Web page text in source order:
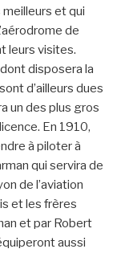
et qui
de
leurs visites.
disposera la
d’ailleurs dues
un des plus gros
En 1910,
à piloter à
qui servira de
de l’aviation
et les frères
et par Robert
aussi